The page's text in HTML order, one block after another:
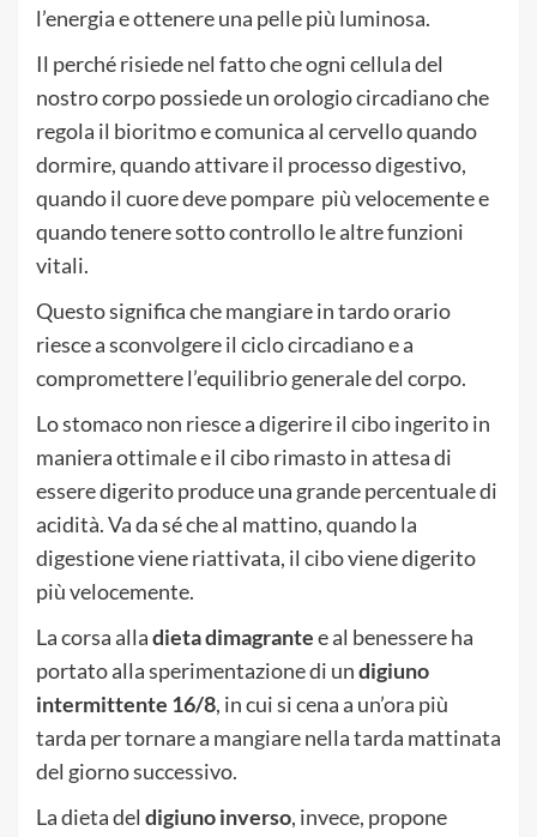
l’energia e ottenere una pelle più luminosa.
Il perché risiede nel fatto che ogni cellula del
nostro corpo possiede un orologio circadiano che
regola il bioritmo e comunica al cervello quando
dormire, quando attivare il processo digestivo,
quando il cuore deve pompare più velocemente e
quando tenere sotto controllo le altre funzioni
vitali.
Questo significa che mangiare in tardo orario
riesce a sconvolgere il ciclo circadiano e a
compromettere l’equilibrio generale del corpo.
Lo stomaco non riesce a digerire il cibo ingerito in
maniera ottimale e il cibo rimasto in attesa di
essere digerito produce una grande percentuale di
acidità. Va da sé che al mattino, quando la
digestione viene riattivata, il cibo viene digerito
più velocemente.
La corsa alladieta dimagrantee al benessere ha
portato alla sperimentazione di undigiuno
intermittente 16/8, in cui si cena a un’ora più
tarda per tornare a mangiare nella tarda mattinata
del giorno successivo.
La dieta del digiuno inverso, invece, propone